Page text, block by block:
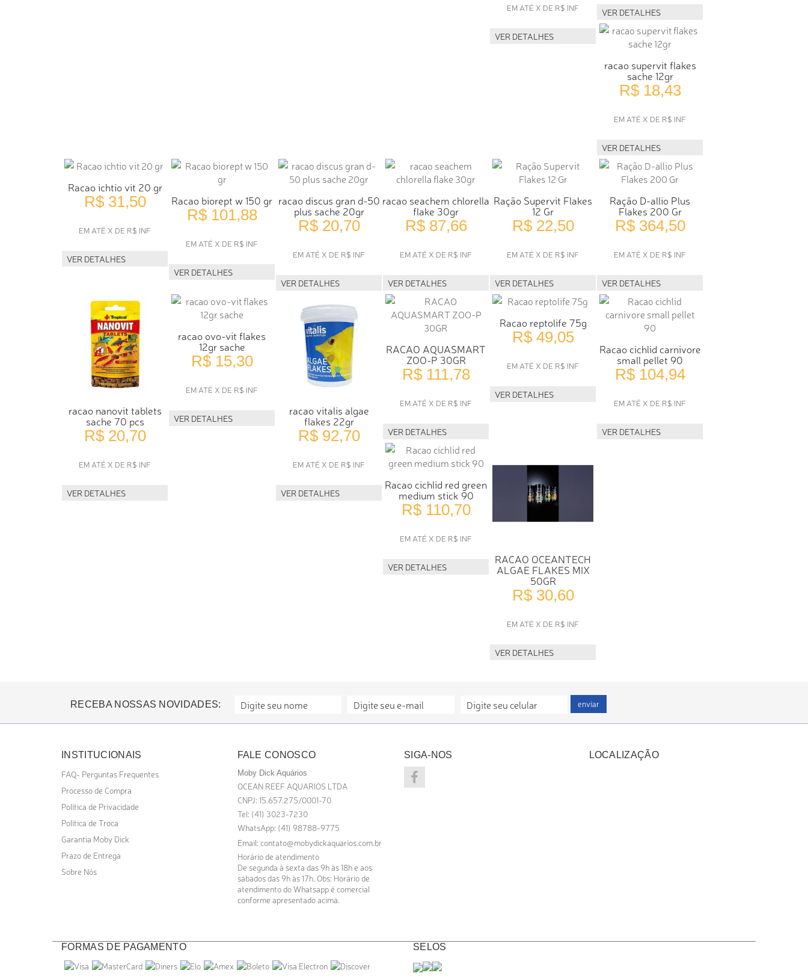
EM ATÉ X DE R$ INF
VER DETALHES
VER DETALHES
racao supervit flakes
sache 12gr
R$ 18,43
EM ATÉ X DE R$ INF
VER DETALHES
Racao ichtio vit 20 gr
R$ 31,50
EM ATÉ X DE R$ INF
VER DETALHES
Racao biorept w 150 gr
R$ 101,88
EM ATÉ X DE R$ INF
VER DETALHES
racao discus gran d-50
plus sache 20gr
R$ 20,70
EM ATÉ X DE R$ INF
VER DETALHES
racao seachem chlorella
flake 30gr
R$ 87,66
EM ATÉ X DE R$ INF
VER DETALHES
Ração Supervit Flakes
12 Gr
R$ 22,50
EM ATÉ X DE R$ INF
VER DETALHES
Ração D-allio Plus
Flakes 200 Gr
R$ 364,50
EM ATÉ X DE R$ INF
VER DETALHES
racao nanovit tablets
sache 70 pcs
R$ 20,70
EM ATÉ X DE R$ INF
VER DETALHES
racao ovo-vit flakes
12gr sache
R$ 15,30
EM ATÉ X DE R$ INF
VER DETALHES
racao vitalis algae
flakes 22gr
R$ 92,70
EM ATÉ X DE R$ INF
VER DETALHES
RACAO AQUASMART
ZOO-P 30GR
R$ 111,78
EM ATÉ X DE R$ INF
VER DETALHES
Racao reptolife 75g
R$ 49,05
EM ATÉ X DE R$ INF
VER DETALHES
Racao cichlid carnivore
small pellet 90
R$ 104,94
EM ATÉ X DE R$ INF
VER DETALHES
Racao cichlid red green
medium stick 90
R$ 110,70
EM ATÉ X DE R$ INF
VER DETALHES
RACAO OCEANTECH
ALGAE FLAKES MIX
50GR
R$ 30,60
EM ATÉ X DE R$ INF
VER DETALHES
RECEBA NOSSAS NOVIDADES: enviar
INSTITUCIONAIS
FAQ- Perguntas Frequentes
Processo de Compra
Política de Privacidade
Política de Troca
Garantia Moby Dick
Prazo de Entrega
Sobre Nós
FALE CONOSCO
Moby Dick Aquários
OCEAN REEF AQUARIOS LTDA
CNPJ: 15.657.275/0001-70
Tel: (41) 3023-7230
WhatsApp: (41) 98788-9775
Email: contato@mobydickaquarios.com.br
Horário de atendimento
De segunda à sexta das 9h às 18h e aos
sábados das 9h às 17h. Obs: Horário de
atendimento do Whatsapp é comercial
conforme apresentado acima.
SIGA-NOS LOCALIZAÇÃO
FORMAS DE PAGAMENTO SELOS